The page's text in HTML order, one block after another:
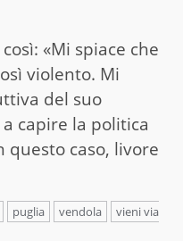
«Mi spiace che
violento. Mi
del suo
capire la politica
questo caso, livore
puglia vendola
vieni via